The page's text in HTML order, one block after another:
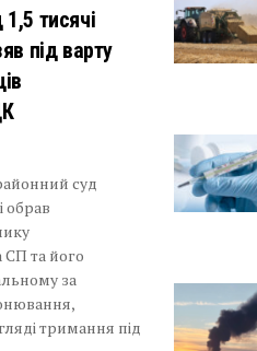
тисячі
під варту
суд
обрав
СП та його
за
тримання під